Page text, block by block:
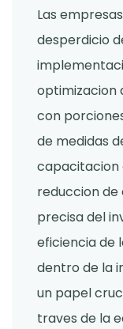
Las
desperdicio
optimizacion
con
de medidas
capacitacion
reduccion de
precisa del
eficiencia de
dentro de la
un papel
traves de la